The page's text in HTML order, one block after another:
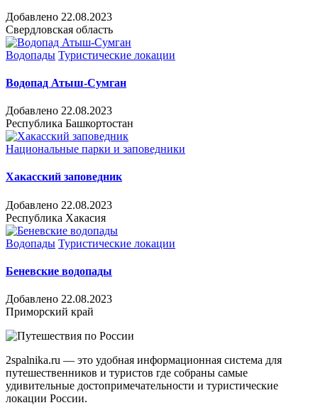
Добавлено 22.08.2023
Свердловская область
Водопады Туристические локации
Водопад Атыш-Сумган
Добавлено 22.08.2023
Республика Башкортостан
Национальные парки и заповедники
Хакасский заповедник
Добавлено 22.08.2023
Республика Хакасия
Водопады Туристические локации
Беневские водопады
Добавлено 22.08.2023
Приморский край
2spalnika.ru — это удобная информационная система для
путешественников и туристов где собраны самые
удивительные достопримечательности и туристические
локации России.